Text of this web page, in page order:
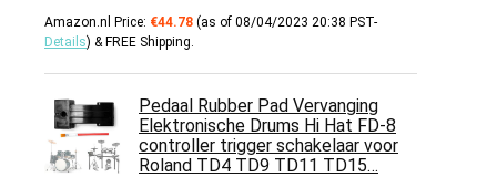
Amazon.nl Price: €44.78 (as of 08/04/2023 20:38 PST-
Details) & FREE Shipping.
Pedaal Rubber Pad Vervanging
Elektronische Drums Hi Hat FD-8
controller trigger schakelaar voor
Roland TD4 TD9 TD11 TD15…